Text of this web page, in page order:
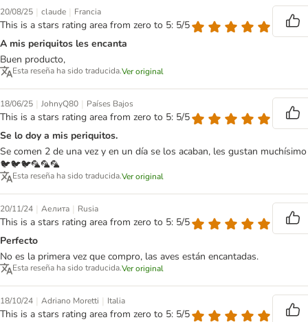
20/08/25 | claude | Francia
This is a stars rating area from zero to 5: 5/5
A mis periquitos les encanta
Buen producto,
Esta reseña ha sido traducida.Ver original
18/06/25 | JohnyQ80 | Países Bajos
This is a stars rating area from zero to 5: 5/5
Se lo doy a mis periquitos.
Se comen 2 de una vez y en un día se los acaban, les gustan muchísimo
🐦🐦🐦🦜🦜🦜
Esta reseña ha sido traducida.Ver original
20/11/24 | Аелита | Rusia
This is a stars rating area from zero to 5: 5/5
Perfecto
No es la primera vez que compro, las aves están encantadas.
Esta reseña ha sido traducida.Ver original
18/10/24 | Adriano Moretti | Italia
This is a stars rating area from zero to 5: 5/5